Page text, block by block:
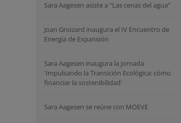
Sara Aagesen asiste a “Las cenas del agua”
Joan Groizard inaugura el IV Encuentro de
Energía de Expansión
Sara Aagesen inaugura la jornada
'Impulsando la Transición Ecológica: cómo
financiar la sostenibilidad'
Sara Aagesen se reúne con MOEVE